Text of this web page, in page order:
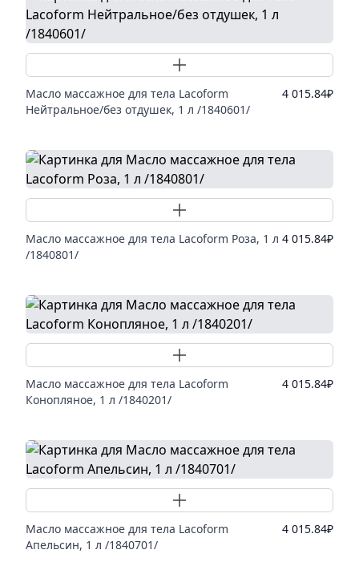
Добавить товар
Масло массажное для тела Lacoform
Нейтральное/без отдушек, 1 л /1840601/
4 015.84₽
Добавить товар
Масло массажное для тела Lacoform Роза, 1 л
/1840801/
4 015.84₽
Добавить товар
Масло массажное для тела Lacoform
Конопляное, 1 л /1840201/
4 015.84₽
Добавить товар
Масло массажное для тела Lacoform
Апельсин, 1 л /1840701/
4 015.84₽